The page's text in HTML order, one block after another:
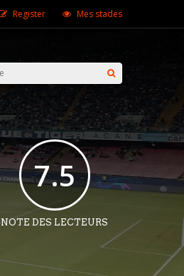
Register Mes stades
7.5
NOTE DES LECTEURS